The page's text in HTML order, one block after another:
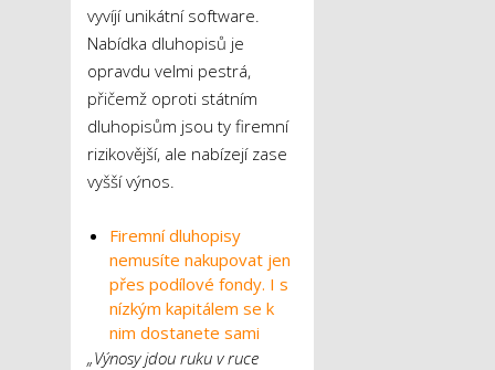
vyvíjí unikátní software.
Nabídka dluhopisů je
opravdu velmi pestrá,
přičemž oproti státním
dluhopisům jsou ty firemní
rizikovější, ale nabízejí zase
vyšší výnos.
Firemní dluhopisy
nemusíte nakupovat jen
přes podílové fondy. I s
nízkým kapitálem se k
nim dostanete sami
„Výnosy jdou ruku v ruce